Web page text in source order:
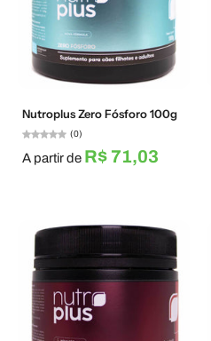
Nutroplus Zero Fósforo 100g
(0)
A partir de R$ 71,03